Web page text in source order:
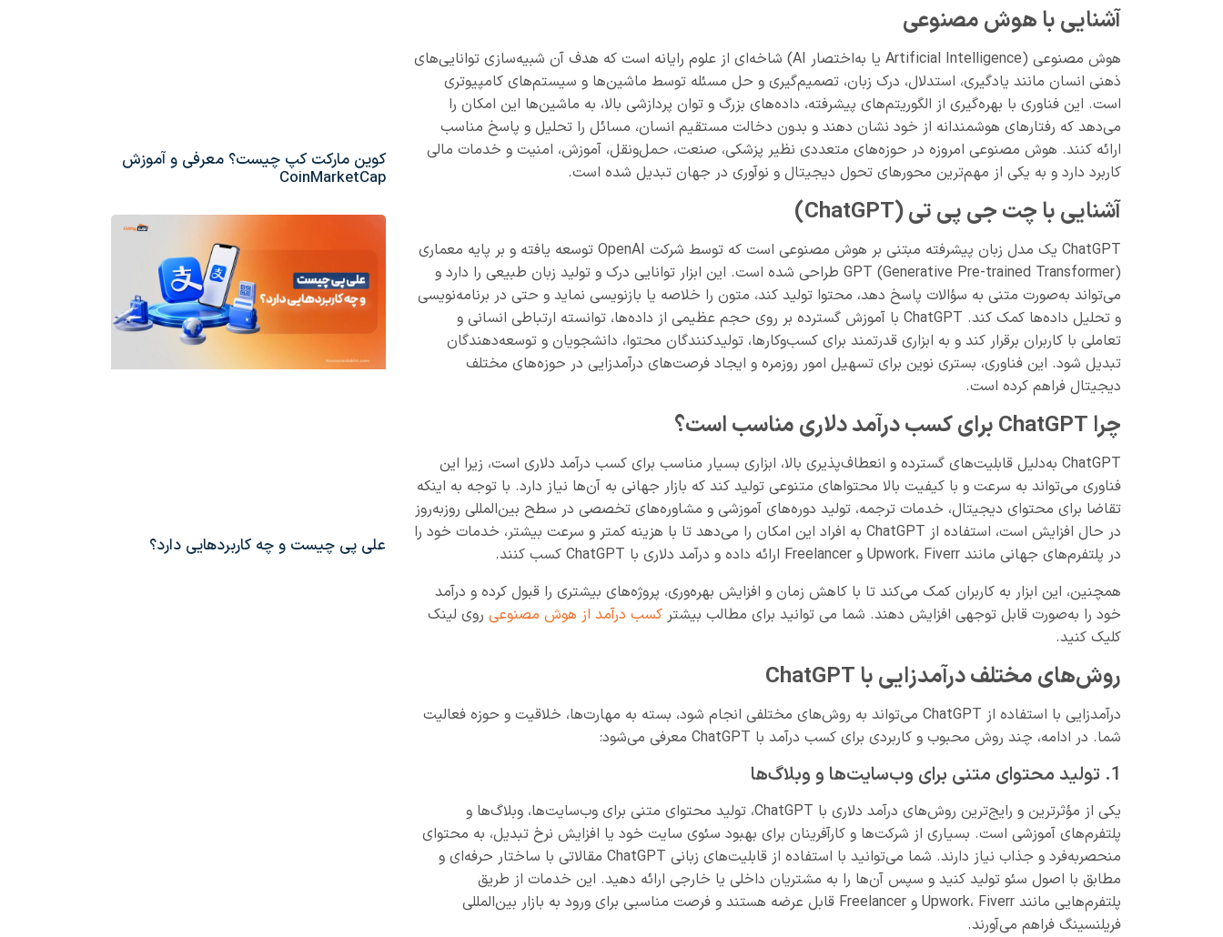
آشنایی با هوش مصنوعی
هوش مصنوعی (Artificial Intelligence یا به‌اختصار AI) شاخه‌ای از علوم رایانه است که هدف آن شبیه‌سازی توانایی‌های
ذهنی انسان مانند یادگیری، استدلال، درک زبان، تصمیم‌گیری و حل مسئله توسط ماشین‌ها و سیستم‌های کامپیوتری
است. این فناوری با بهره‌گیری از الگوریتم‌های پیشرفته، داده‌های بزرگ و توان پردازشی بالا، به ماشین‌ها این امکان را
می‌دهد که رفتارهای هوشمندانه از خود نشان دهند و بدون دخالت مستقیم انسان، مسائل را تحلیل و پاسخ مناسب
ارائه کنند. هوش مصنوعی امروزه در حوزه‌های متعددی نظیر پزشکی، صنعت، حمل‌ونقل، آموزش، امنیت و خدمات مالی
کاربرد دارد و به یکی از مهم‌ترین محورهای تحول دیجیتال و نوآوری در جهان تبدیل شده است.
آشنایی با چت جی پی تی (ChatGPT)
ChatGPT یک مدل زبان پیشرفته مبتنی بر هوش مصنوعی است که توسط شرکت OpenAI توسعه یافته و بر پایه معماری
GPT (Generative Pre-trained Transformer) طراحی شده است. این ابزار توانایی درک و تولید زبان طبیعی را دارد و
می‌تواند به‌صورت متنی به سؤالات پاسخ دهد، محتوا تولید کند، متون را خلاصه یا بازنویسی نماید و حتی در برنامه‌نویسی
و تحلیل داده‌ها کمک کند. ChatGPT با آموزش گسترده بر روی حجم عظیمی از داده‌ها، توانسته ارتباطی انسانی و
تعاملی با کاربران برقرار کند و به ابزاری قدرتمند برای کسب‌وکارها، تولیدکنندگان محتوا، دانشجویان و توسعه‌دهندگان
تبدیل شود. این فناوری، بستری نوین برای تسهیل امور روزمره و ایجاد فرصت‌های درآمدزایی در حوزه‌های مختلف
دیجیتال فراهم کرده است.
چرا ChatGPT برای کسب درآمد دلاری مناسب است؟
ChatGPT به‌دلیل قابلیت‌های گسترده و انعطاف‌پذیری بالا، ابزاری بسیار مناسب برای کسب درآمد دلاری است، زیرا این
فناوری می‌تواند به سرعت و با کیفیت بالا محتواهای متنوعی تولید کند که بازار جهانی به آن‌ها نیاز دارد. با توجه به اینکه
تقاضا برای محتوای دیجیتال، خدمات ترجمه، تولید دوره‌های آموزشی و مشاوره‌های تخصصی در سطح بین‌المللی روزبه‌روز
در حال افزایش است، استفاده از ChatGPT به افراد این امکان را می‌دهد تا با هزینه کمتر و سرعت بیشتر، خدمات خود را
در پلتفرم‌های جهانی مانند Upwork، Fiverr و Freelancer ارائه داده و درآمد دلاری با ChatGPT کسب کنند.
همچنین، این ابزار به کاربران کمک می‌کند تا با کاهش زمان و افزایش بهره‌وری، پروژه‌های بیشتری را قبول کرده و درآمد
خود را به‌صورت قابل توجهی افزایش دهند. شما می توانید برای مطالب بیشتر کسب درآمد از هوش مصنوعی روی لینک
کلیک کنید.
روش‌های مختلف درآمدزایی با ChatGPT
درآمدزایی با استفاده از ChatGPT می‌تواند به روش‌های مختلفی انجام شود، بسته به مهارت‌ها، خلاقیت و حوزه فعالیت
شما. در ادامه، چند روش محبوب و کاربردی برای کسب درآمد با ChatGPT معرفی می‌شود:
1. تولید محتوای متنی برای وب‌سایت‌ها و وبلاگ‌ها
یکی از مؤثرترین و رایج‌ترین روش‌های درآمد دلاری با ChatGPT، تولید محتوای متنی برای وب‌سایت‌ها، وبلاگ‌ها و
پلتفرم‌های آموزشی است. بسیاری از شرکت‌ها و کارآفرینان برای بهبود سئوی سایت خود یا افزایش نرخ تبدیل، به محتوای
منحصربه‌فرد و جذاب نیاز دارند. شما می‌توانید با استفاده از قابلیت‌های زبانی ChatGPT مقالاتی با ساختار حرفه‌ای و
مطابق با اصول سئو تولید کنید و سپس آن‌ها را به مشتریان داخلی یا خارجی ارائه دهید. این خدمات از طریق
پلتفرم‌هایی مانند Upwork، Fiverr و Freelancer قابل عرضه هستند و فرصت مناسبی برای ورود به بازار بین‌المللی
فریلنسینگ فراهم می‌آورند.
کوین مارکت کپ چیست؟ معرفی و آموزش
CoinMarketCap
علی پی چیست و چه کاربردهایی دارد؟